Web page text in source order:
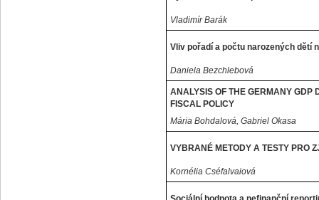
Vladimír Barák
Vliv pořadí a počtu narozených dětí
Daniela Bezchlebová
ANALYSIS OF THE GERMANY GDP
FISCAL POLICY
Mária Bohdalová, Gabriel Okasa
VYBRANÉ METODY A TESTY PRO
Kornélia Cséfalvaiová